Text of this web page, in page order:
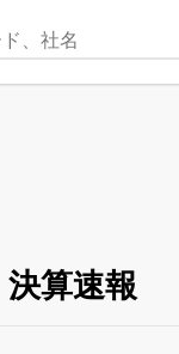
決算速報